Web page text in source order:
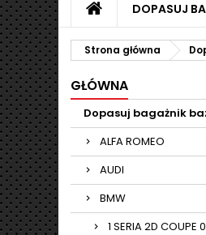
DOPASUJ
Strona główna
GŁÓWNA
Dopasuj bagażnik
ALFA ROMEO
AUDI
BMW
1 SERIA 2D COUPE